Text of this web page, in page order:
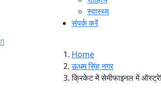
स्वास्थ्य
संपर्क करें
Home
ऊधम सिंह नगर
क्रिकेट में सेमीफाइनल में